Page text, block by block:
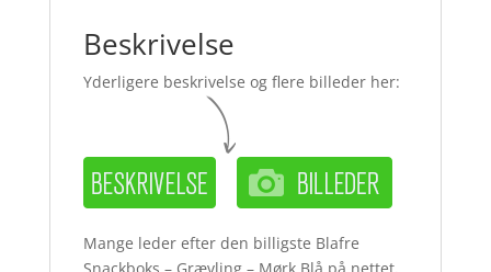
Beskrivelse
Yderligere beskrivelse og flere billeder her:
Mange leder efter den billigste Blafre